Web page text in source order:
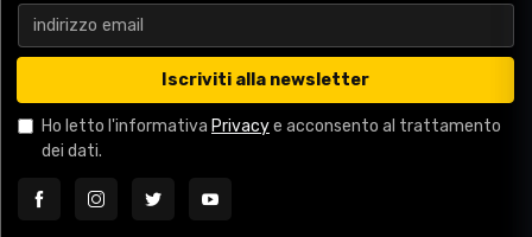
Iscriviti alla newsletter
Ho letto l'informativa Privacye acconsento al trattamento
dei dati.